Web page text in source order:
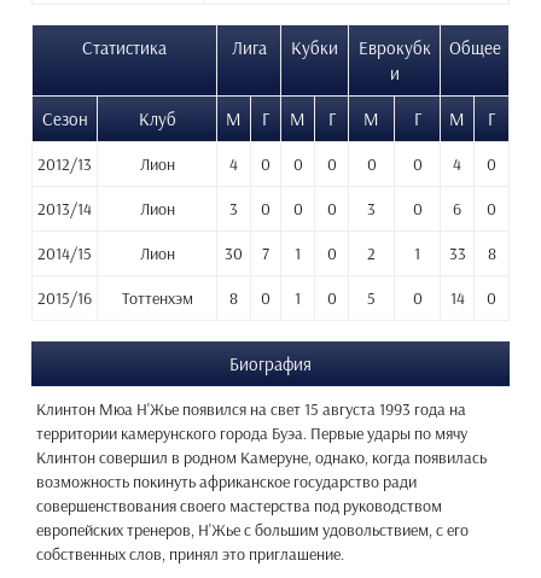
Статистика Лига Кубки
Еврокубк
и
Общее
Сезон Клуб М Г М Г М Г М Г
2012/13 Лион 4 0 0 0 0 0 4 0
2013/14 Лион 3 0 0 0 3 0 6 0
2014/15 Лион 30 7 1 0 2 1 33 8
2015/16 Тоттенхэм 8 0 1 0 5 0 14 0
Биография
Клинтон Мюа Н'Жье появился на свет 15 августа 1993 года на
территории камерунского города Буэа. Первые удары по мячу
Клинтон совершил в родном Камеруне, однако, когда появилась
возможность покинуть африканское государство ради
совершенствования своего мастерства под руководством
европейских тренеров, Н'Жье с большим удовольствием, с его
собственных слов, принял это приглашение.